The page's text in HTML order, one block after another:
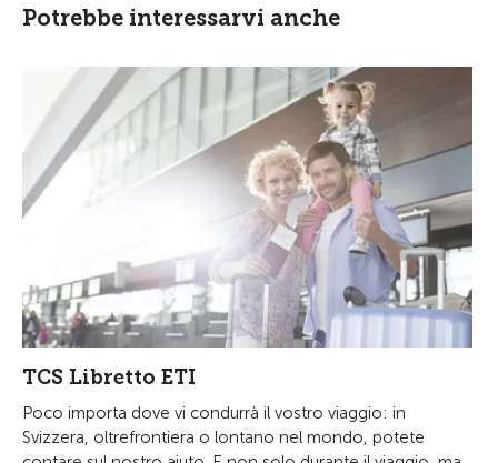
Potrebbe interessarvi anche
TCS Libretto ETI
Poco importa dove vi condurrà il vostro viaggio: in
Svizzera, oltrefrontiera o lontano nel mondo, potete